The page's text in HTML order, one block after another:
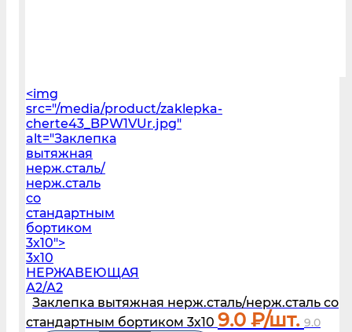
<img
src="/media/product/zaklepka-
cherte43_BPW1VUr.jpg"
alt="Заклепка
вытяжная
нерж.сталь/
нерж.сталь
со
стандартным
бортиком
3х10">
3х10
НЕРЖАВЕЮЩАЯ
А2/А2
Заклепка вытяжная нерж.сталь/нерж.сталь со
стандартным бортиком 3х10 9.0 ₽/шт. 9.0